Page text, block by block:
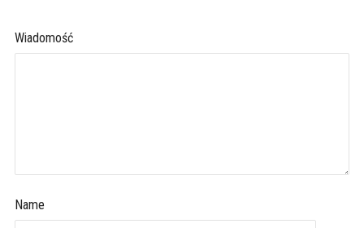
Wiadomość
Name